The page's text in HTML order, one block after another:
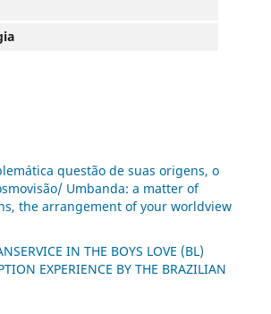
questão de suas origens, o
Umbanda: a matter of
the arrangement of your worldview
IN THE BOYS LOVE (BL)
EXPERIENCE BY THE BRAZILIAN